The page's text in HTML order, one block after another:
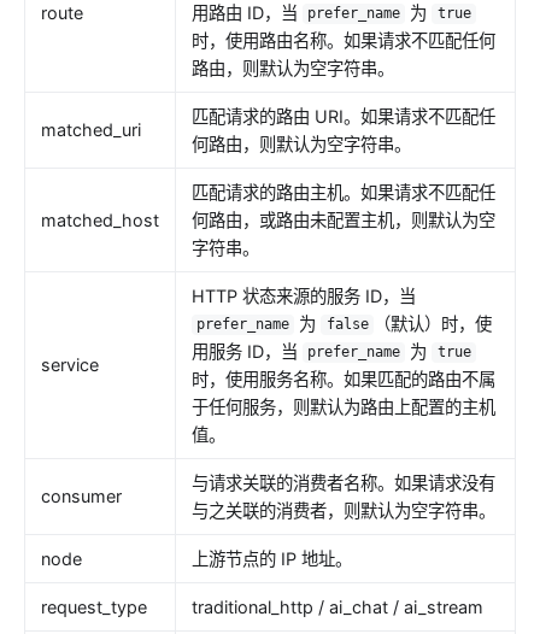
route
用路由 ID，当
prefer_name 为 true
时，使用路由名称。如果请求不匹配任何
路由，则默认为空字符串。
matched_uri
匹配请求的路由 URI。如果请求不匹配任
何路由，则默认为空字符串。
matched_host
匹配请求的路由主机。如果请求不匹配任
何路由，或路由未配置主机，则默认为空
字符串。
service
HTTP 状态来源的服务 ID，当
prefer_name 为 false
（默认）时，使
用服务 ID，当
prefer_name 为 true
时，使用服务名称。如果匹配的路由不属
于任何服务，则默认为路由上配置的主机
值。
consumer
与请求关联的消费者名称。如果请求没有
与之关联的消费者，则默认为空字符串。
node 上游节点的 IP 地址。
request_type traditional_http / ai_chat / ai_stream